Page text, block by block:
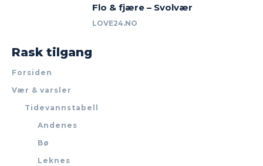
Flo & fjære – Svolvær
LOVE24.NO
Rask tilgang
Forsiden
Vær & varsler
Tidevannstabell
Andenes
Bø
Leknes